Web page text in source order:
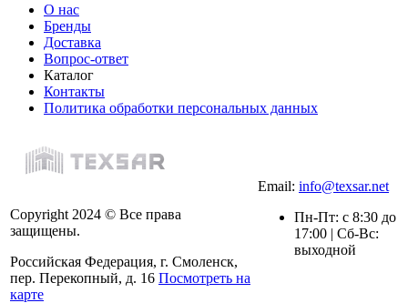
О нас
Бренды
Доставка
Вопрос-ответ
Каталог
Контакты
Политика обработки персональных данных
Copyright 2024 © Все права
защищены.
Российская Федерация, г. Смоленск,
пер. Перекопный, д. 16 Посмотреть на
карте
Email: info@texsar.net
Пн-Пт: с 8:30 до
17:00 | Сб-Вс:
выходной